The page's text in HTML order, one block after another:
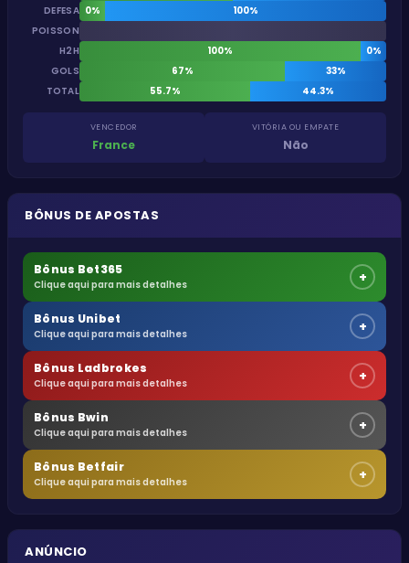
DEFESA 0%
100%
POISSON
H2H
100%
0%
GOLS
67%
33%
TOTAL
55.7% 44.3%
VENCEDOR
France
VITÓRIA OU EMPATE
Não
BÔNUS DE APOSTAS
Bônus Bet365
Clique aqui para mais detalhes +
Bônus Unibet
Clique aqui para mais detalhes +
Bônus Ladbrokes
Clique aqui para mais detalhes +
Bônus Bwin
Clique aqui para mais detalhes +
Bônus Betfair
Clique aqui para mais detalhes +
ANÚNCIO